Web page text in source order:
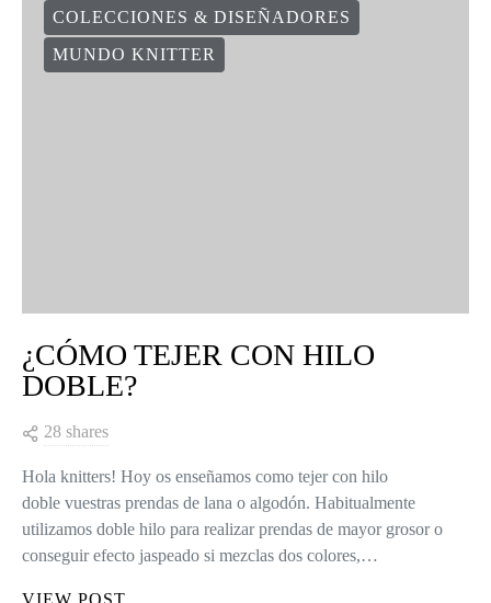
COLECCIONES & DISEÑADORES
MUNDO KNITTER
¿CÓMO TEJER CON HILO
DOBLE?
28 shares
Hola knitters! Hoy os enseñamos como tejer con hilo
doble vuestras prendas de lana o algodón. Habitualmente
utilizamos doble hilo para realizar prendas de mayor grosor o
conseguir efecto jaspeado si mezclas dos colores,…
VIEW POST